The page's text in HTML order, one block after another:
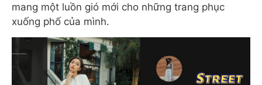
mang một luồn gió mới cho những trang phục
xuống phố của mình.